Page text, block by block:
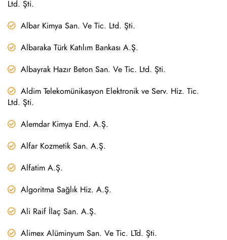
Ltd. Şti.
Albar Kimya San. Ve Tic. Ltd. Şti.
Albaraka Türk Katılım Bankası A.Ş.
Albayrak Hazır Beton San. Ve Tic. Ltd. Şti.
Aldim Telekomünikasyon Elektronik ve Serv. Hiz. Tic.
Ltd. Şti.
Alemdar Kimya End. A.Ş.
Alfar Kozmetik San. A.Ş.
Alfatim A.Ş.
Algoritma Sağlık Hiz. A.Ş.
Ali Raif İlaç San. A.Ş.
Alimex Alüminyum San. Ve Tic. LTd. Şti.